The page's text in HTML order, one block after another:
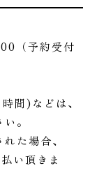
（予約受付
間)などは、
。
た場合、
い頂きま